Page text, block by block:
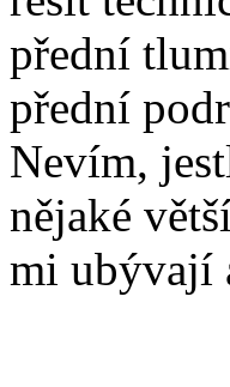
přední
přední
Nevím,
nějaké
mi ubývají